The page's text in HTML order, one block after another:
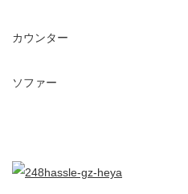
カウンター
ソファー